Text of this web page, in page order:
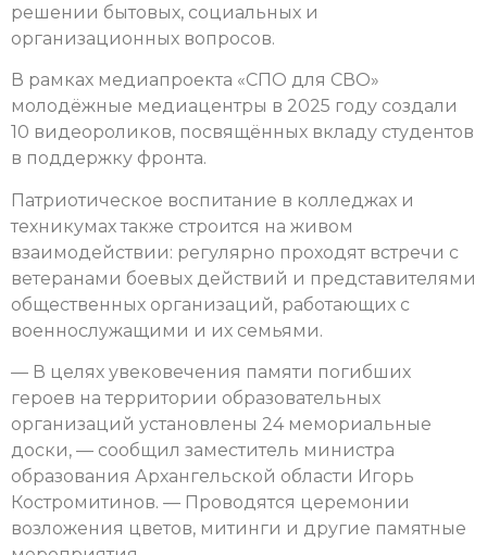
решении бытовых, социальных и
организационных вопросов.
В рамках медиапроекта «СПО для СВО»
молодёжные медиацентры в 2025 году создали
10 видеороликов, посвящённых вкладу студентов
в поддержку фронта.
Патриотическое воспитание в колледжах и
техникумах также строится на живом
взаимодействии: регулярно проходят встречи с
ветеранами боевых действий и представителями
общественных организаций, работающих с
военнослужащими и их семьями.
— В целях увековечения памяти погибших
героев на территории образовательных
организаций установлены 24 мемориальные
доски, — сообщил заместитель министра
образования Архангельской области Игорь
Костромитинов. — Проводятся церемонии
возложения цветов, митинги и другие памятные